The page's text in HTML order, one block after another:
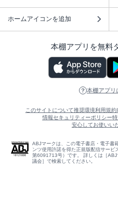
ホームアイコンを追加
本棚アプリを無料
本棚アプリ
このサイトについて推奨環境利用規約
情報セキュリティーポリシー
安心してお使いい
ABJマークは、この電子書店・電子書
ンツ使用許諾を得た正規版配信サービ
第6091713号）です。 詳しくは［
議会］で検索してください。